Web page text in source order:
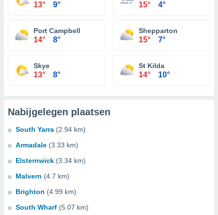
13° 9° 15° 4°
Port Campbell
14° 8°
Shepparton
15° 7°
Skye
13° 8°
St Kilda
14° 10°
Nabijgelegen plaatsen
South Yarra (2.94 km)
Armadale (3.33 km)
Elsternwick (3.34 km)
Malvern (4.7 km)
Brighton (4.99 km)
South Wharf (5.07 km)